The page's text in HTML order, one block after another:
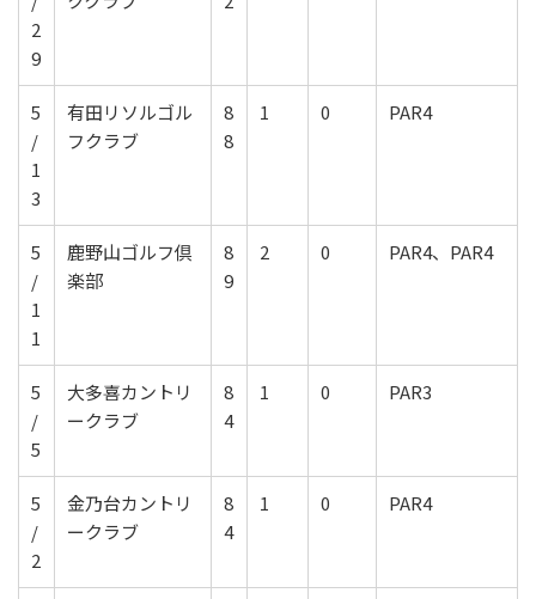
2
9
5
/
1
3
有田リソルゴル
フクラブ
8
8
1 0 PAR4
5
/
1
1
鹿野山ゴルフ倶
楽部
8
9
2 0 PAR4、PAR4
5
/
5
大多喜カントリ
ークラブ
8
4
1 0 PAR3
5
/
2
金乃台カントリ
ークラブ
8
4
1 0 PAR4